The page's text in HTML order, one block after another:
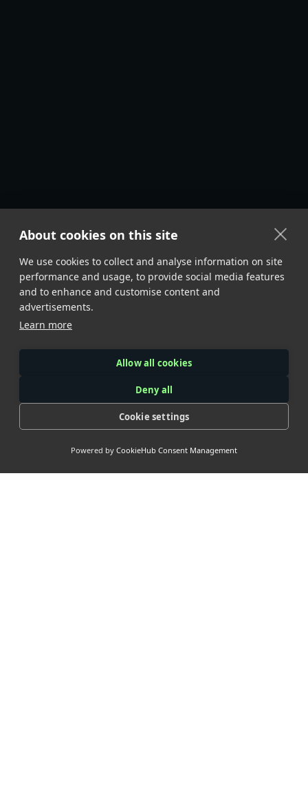
About cookies on this site
We use cookies to collect and analyse information on site
performance and usage, to provide social media features
and to enhance and customise content and
advertisements.
Learn more
Allow all cookies
Deny all
Cookie settings
Powered by CookieHub Consent Management